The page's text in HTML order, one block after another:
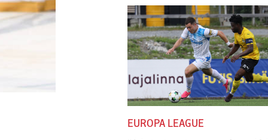
EUROPA LEAGUE